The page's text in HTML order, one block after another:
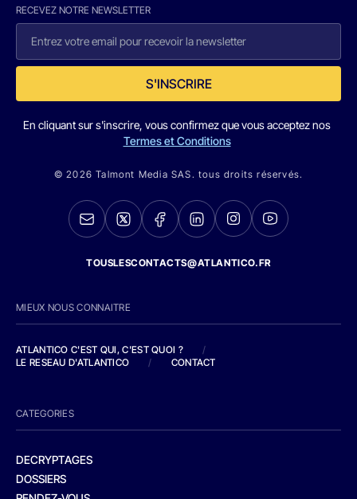
RECEVEZ NOTRE NEWSLETTER
S'INSCRIRE
En cliquant sur s'inscrire, vous confirmez que vous acceptez nos
Termes et Conditions
© 2026 Talmont Media SAS. tous droits réservés.
TOUSLESCONTACTS@ATLANTICO.FR
MIEUX NOUS CONNAITRE
ATLANTICO C'EST QUI, C'EST QUOI ?
/
LE RESEAU D'ATLANTICO
/ CONTACT
CATEGORIES
DECRYPTAGES
DOSSIERS